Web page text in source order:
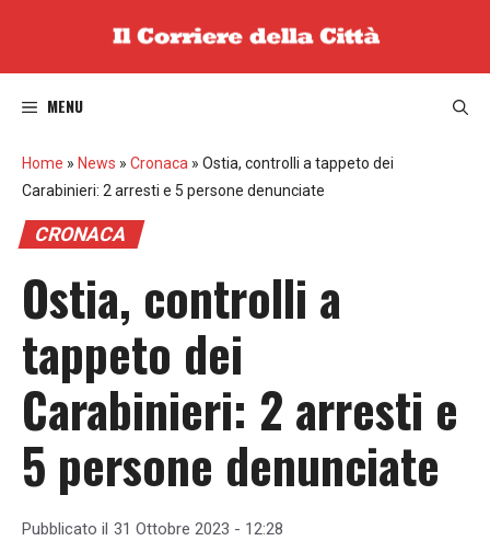
MENU
Home » News » Cronaca » Ostia, controlli a tappeto dei
Carabinieri: 2 arresti e 5 persone denunciate
CRONACA
Ostia, controlli a
tappeto dei
Carabinieri: 2 arresti e
5 persone denunciate
Pubblicato il 31 Ottobre 2023 - 12:28